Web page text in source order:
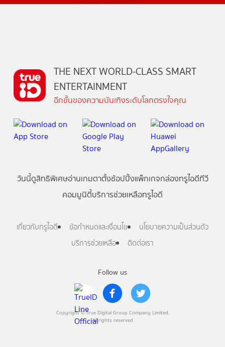
Follow us
Copyright © True Digital Group Company Limited.
All rights reserved
THE NEXT WORLD-CLASS SMART
ENTERTAINMENT
อีกขั้นของความบันเทิงระดับโลกตรงใจคุณ
วันนี้ดูสิทธิพิเศษอ่านเกมตาตั้งช้อปปิ้งแพ็กเกจกล่องทรูไอดีทีวี
คอมมูนิตี้บริการช่วยเหลือทรูไอดี
เกี่ยวกับทรูไอดี ข้อกำหนดและเงื่อนไข
นโยบายความเป็นส่วนตัว
บริการช่วยเหลือ
ติดต่อเรา